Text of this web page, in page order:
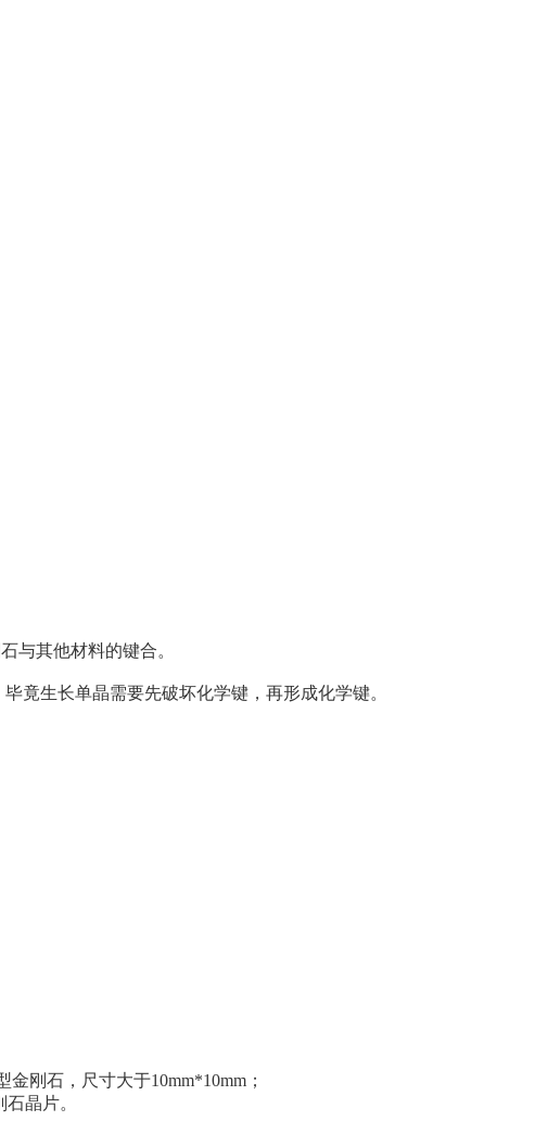
与其他材料的键合。
竟生长单晶需要先破坏化学键，再形成化学键。
刚石，尺寸大于10mm*10mm；
晶片。